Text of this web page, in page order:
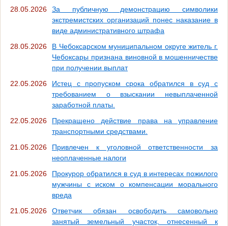
28.05.2026
За публичную демонстрацию символики
экстремистских организаций понес наказание в
виде административного штрафа
28.05.2026
В Чебоксарском муниципальном округе житель г.
Чебоксары признана виновной в мошенничестве
при получении выплат
22.05.2026
Истец с пропуском срока обратился в суд с
требованием о взыскании невыплаченной
заработной платы.
22.05.2026
Прекращено действие права на управление
транспортными средствами.
21.05.2026
Привлечен к уголовной ответственности за
неоплаченные налоги
21.05.2026
Прокурор обратился в суд в интересах пожилого
мужчины с иском о компенсации морального
вреда
21.05.2026
Ответчик обязан освободить самовольно
занятый земельный участок, отнесенный к